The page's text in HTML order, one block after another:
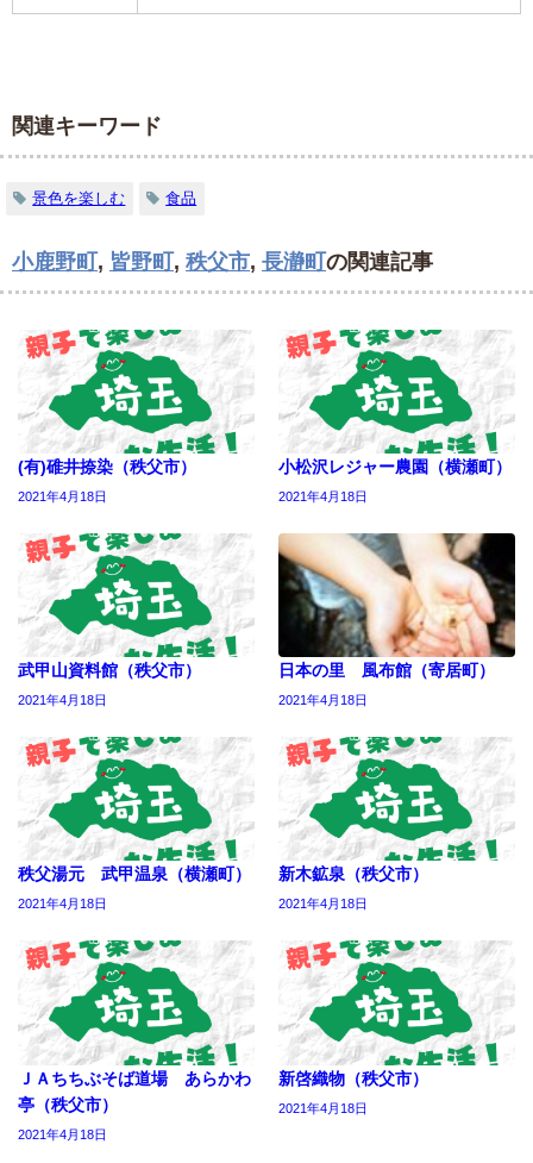
関連キーワード
景色を楽しむ 食品
小鹿野町 , 皆野町 , 秩父市, 長瀞町 の関連記事
(有)碓井捺染（秩父市）
2021年4月18日
小松沢レジャー農園（横瀬町）
2021年4月18日
武甲山資料館（秩父市）
2021年4月18日
日本の里 風布館（寄居町）
2021年4月18日
秩父湯元 武甲温泉（横瀬町）
2021年4月18日
新木鉱泉（秩父市）
2021年4月18日
ＪＡちちぶそば道場 あらかわ
亭（秩父市）
2021年4月18日
新啓織物（秩父市）
2021年4月18日